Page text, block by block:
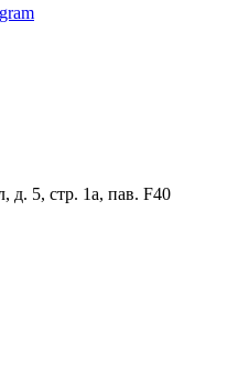
д. 5, стр. 1а, пав. F40